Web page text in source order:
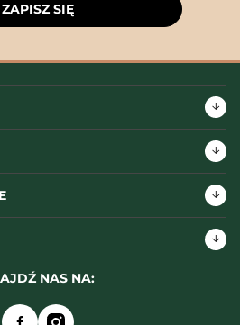
ZAPISZ SIĘ
NAS NA: